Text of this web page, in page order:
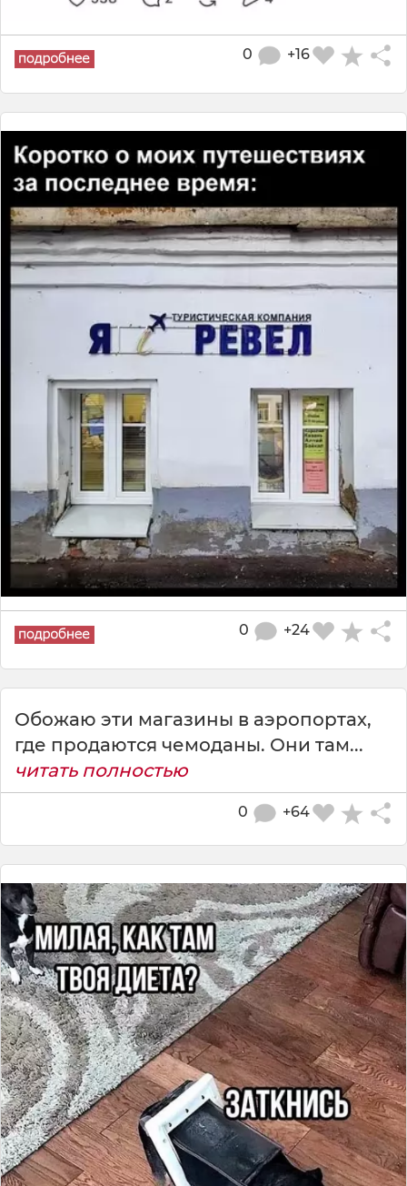
+16
0
+24
0
Обожаю эти магазины в аэропортах,
где продаются чемоданы. Они там...
читать полностью
+64
0